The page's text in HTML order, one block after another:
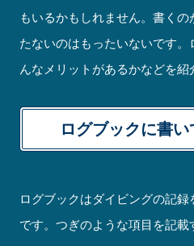
もいるかもしれません。書く
たないのはもったいないです
んなメリットがあるかなどを紹
ログブックに書い
ログブックはダイビングの記
です。つぎのような項目を記載